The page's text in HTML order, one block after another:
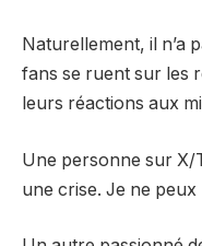
Naturellement, il n’a
fans se ruent sur les
leurs réactions aux
Une personne sur X/
une crise. Je ne